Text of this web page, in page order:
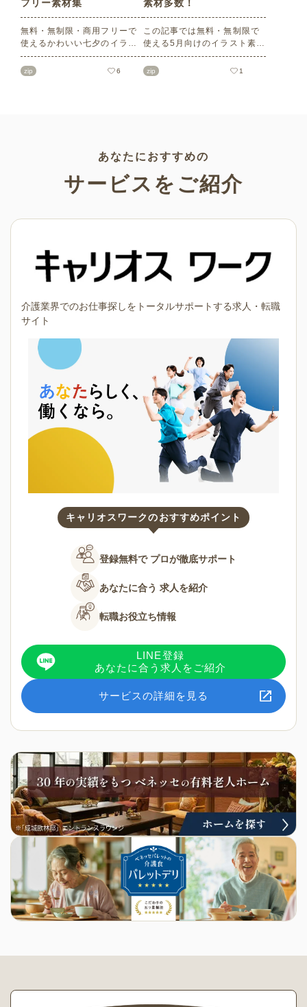
フリー素材集
無料・無制限・商用フリーで
使えるかわいい七夕のイラス
ト素材をご紹介します。短冊
の印刷用テンプレート、飾り
zip 6
素材多数！
この記事では無料・無制限で
使える5月向けのイラスト素材
を多数ご紹介します。商用フ
リーの可愛くておしゃれなイ
なシーンでご活用ください！
zip 1
あなたにおすすめの
サービスをご紹介
介護業界でのお仕事探しをトータルサポートする求人・転職
サイト
キャリオスワークのおすすめポイント
登録無料で プロが徹底サポート
あなたに合う 求人を紹介
転職お役立ち情報
LINE登録
あなたに合う求人をご紹介
サービスの詳細を見る